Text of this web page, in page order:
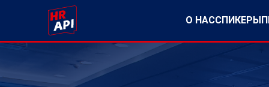
О НАССПИКЕРЫ